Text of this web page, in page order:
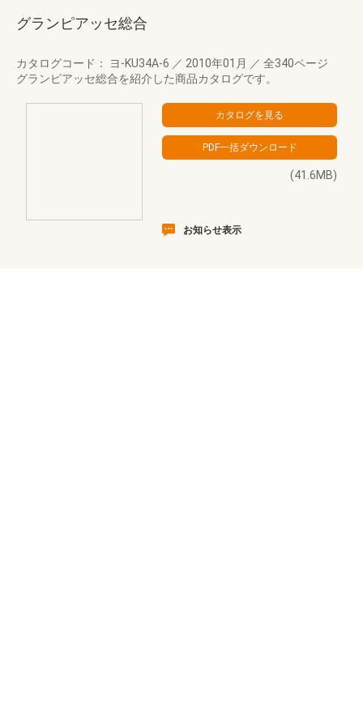
グランピアッセ総合
カタログコード： ヨ-KU34A-6 ／ 2010年01月 ／ 全340ページ
グランピアッセ総合を紹介した商品カタログです。
(41.6MB)
お知らせ表示